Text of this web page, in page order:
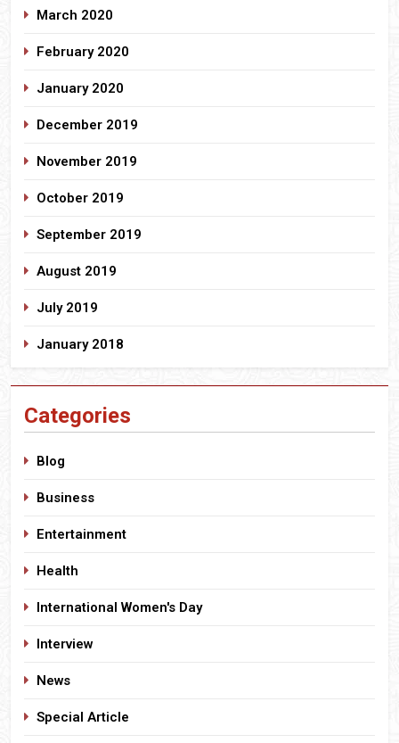
March 2020
February 2020
January 2020
December 2019
November 2019
October 2019
September 2019
August 2019
July 2019
January 2018
Categories
Blog
Business
Entertainment
Health
International Women's Day
Interview
News
Special Article